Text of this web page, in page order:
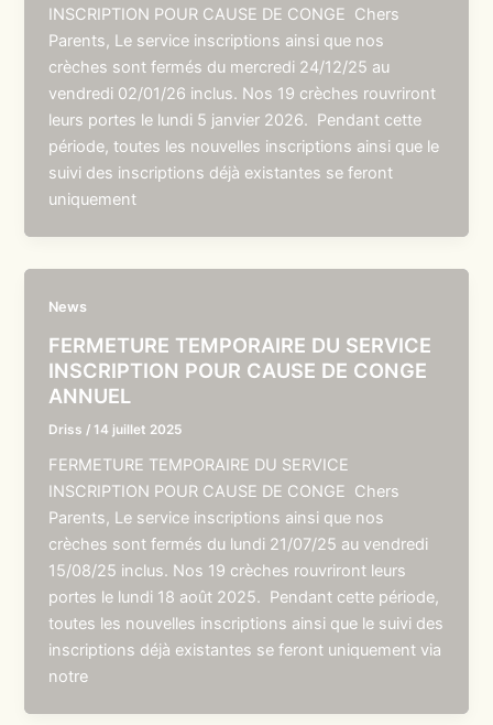
INSCRIPTION POUR CAUSE DE CONGE Chers
Parents, Le service inscriptions ainsi que nos
crèches sont fermés du mercredi 24/12/25 au
vendredi 02/01/26 inclus. Nos 19 crèches rouvriront
leurs portes le lundi 5 janvier 2026. Pendant cette
période, toutes les nouvelles inscriptions ainsi que le
suivi des inscriptions déjà existantes se feront
uniquement
News
FERMETURE TEMPORAIRE DU SERVICE
INSCRIPTION POUR CAUSE DE CONGE
ANNUEL
Driss /14 juillet 2025
FERMETURE TEMPORAIRE DU SERVICE
INSCRIPTION POUR CAUSE DE CONGE Chers
Parents, Le service inscriptions ainsi que nos
crèches sont fermés du lundi 21/07/25 au vendredi
15/08/25 inclus. Nos 19 crèches rouvriront leurs
portes le lundi 18 août 2025. Pendant cette période,
toutes les nouvelles inscriptions ainsi que le suivi des
inscriptions déjà existantes se feront uniquement via
notre